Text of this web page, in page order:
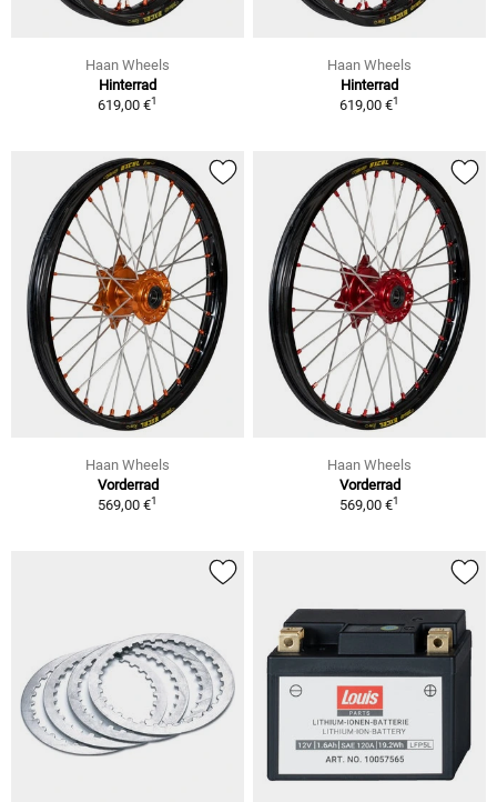
Haan Wheels
Hinterrad
619,00 €1
Haan Wheels
Hinterrad
619,00 €1
Haan Wheels
Vorderrad
569,00 €1
Haan Wheels
Vorderrad
569,00 €1